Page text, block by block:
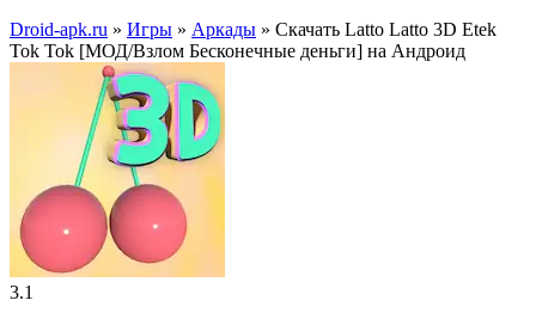
Droid-apk.ru » Игры » Аркады » Скачать Latto Latto 3D Etek
Tok Tok [МОД/Взлом Бесконечные деньги] на Андроид
3.1